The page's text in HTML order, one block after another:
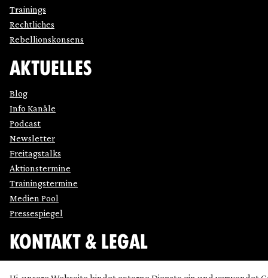
Trainings
Rechtliches
Rebellionskonsens
AKTUELLES
Blog
Info Kanäle
Podcast
Newsletter
Freitagstalks
Aktionstermine
Trainingstermine
Medien Pool
Pressespiegel
KONTAKT & LEGAL